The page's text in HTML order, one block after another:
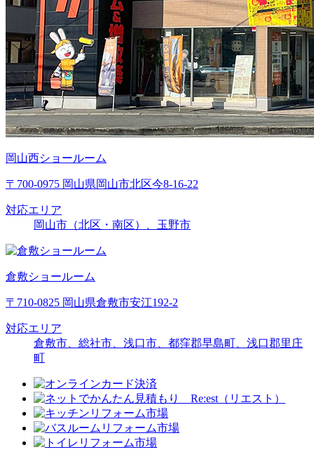
岡山西ショールーム
〒700-0975 岡山県岡山市北区今8-16-22
対応エリア
岡山市（北区・南区）、玉野市
倉敷ショールーム
〒710-0825 岡山県倉敷市安江192-2
対応エリア
倉敷市、総社市、浅口市、都窪郡早島町、浅口郡里庄
町